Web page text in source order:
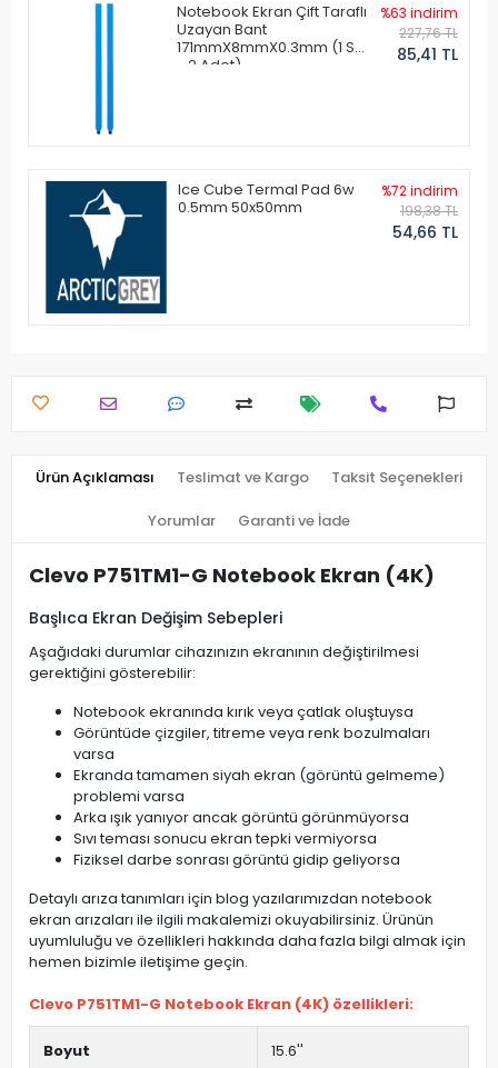
Notebook Ekran Çift Taraflı
Uzayan Bant
171mmX8mmX0.3mm (1 Set
- 2 Adet)
%63 indirim
227,76 TL
85,41 TL
Ice Cube Termal Pad 6w
0.5mm 50x50mm
%72 indirim
198,38 TL
54,66 TL
Ürün Açıklaması Teslimat ve Kargo Taksit Seçenekleri
Yorumlar Garanti ve İade
Clevo P751TM1-G Notebook Ekran (4K)
Başlıca Ekran Değişim Sebepleri
Aşağıdaki durumlar cihazınızın ekranının değiştirilmesi
gerektiğini gösterebilir:
Notebook ekranında kırık veya çatlak oluştuysa
Görüntüde çizgiler, titreme veya renk bozulmaları
varsa
Ekranda tamamen siyah ekran (görüntü gelmeme)
problemi varsa
Arka ışık yanıyor ancak görüntü görünmüyorsa
Sıvı teması sonucu ekran tepki vermiyorsa
Fiziksel darbe sonrası görüntü gidip geliyorsa
Detaylı arıza tanımları için blog yazılarımızdan notebook
ekran arızaları ile ilgili makalemizi okuyabilirsiniz. Ürünün
uyumluluğu ve özellikleri hakkında daha fazla bilgi almak için
hemen bizimle iletişime geçin.
Clevo P751TM1-G Notebook Ekran (4K) özellikleri:
Boyut 15.6''